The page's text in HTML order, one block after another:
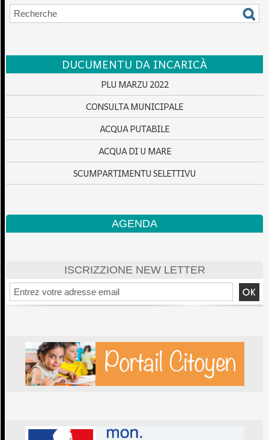
DUCUMENTU DA INCARICÀ
PLU MARZU 2022
CONSULTA MUNICIPALE
ACQUA PUTABILE
ACQUA DI U MARE
SCUMPARTIMENTU SELETTIVU
AGENDA
ISCRIZZIONE NEW LETTER